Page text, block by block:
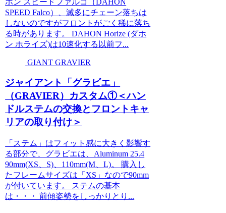
SPEED Falco）、滅多にチェーン落ちは
しないのですがフロントがごく稀に落ち
る時があります。 DAHON Horize (ダホ
ン ホライズ)は10速化する以前フ...
GIANT GRAVIER
ジャイアント「グラビエ」
（GRAVIER）カスタム①＜ハン
ドルステムの交換とフロントキャ
リアの取り付け＞
「ステム」はフィット感に大きく影響す
る部分で、グラビエは、Aluminum 25.4
90mm(XS、S)、110mm(M、L)。 購入し
たフレームサイズは「XS」なので90mm
が付いています。 ステムの基本
は・・・ 前傾姿勢をしっかりとり...